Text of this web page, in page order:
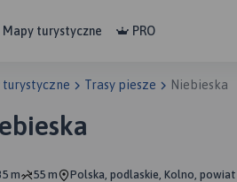
Mapy turystyczne PRO
turystyczne Trasy piesze Niebieska
m 55 m Polska, podlaskie, Kolno,